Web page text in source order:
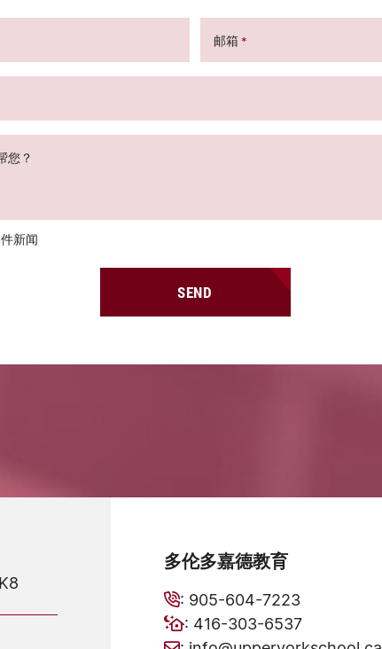
邮箱 *
您？
新闻
SEND
多伦多嘉德教育
: 905-604-7223
: 416-303-6537